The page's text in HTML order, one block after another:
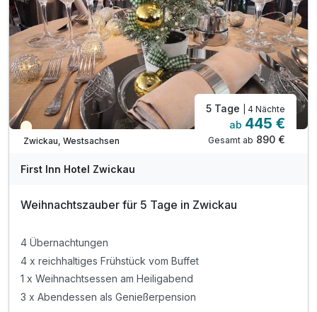
Saisonal verfügbar
Zwickau, Westsachsen
5 Tage | 4 Nächte
ab 445 €
Gesamt ab 890 €
First Inn Hotel Zwickau
Weihnachtszauber für 5 Tage in Zwickau
4 Übernachtungen
4 x reichhaltiges Frühstück vom Buffet
1 x Weihnachtsessen am Heiligabend
3 x Abendessen als Genießerpension